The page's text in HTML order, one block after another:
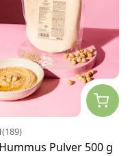
(189)
Pulver 500 g